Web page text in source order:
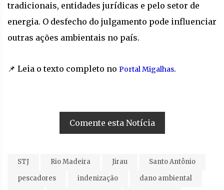
tradicionais, entidades jurídicas e pelo setor de
energia. O desfecho do julgamento pode influenciar
outras ações ambientais no país.
📌 Leia o texto completo no Portal Migalhas.
Comente esta Notícia
STJ Rio Madeira Jirau
Santo Antônio
pescadores
indenização
dano ambiental